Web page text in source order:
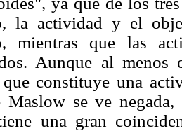
la actividad y el
mientras que las
Aunque al
constituye una
Maslow se ve
una gran